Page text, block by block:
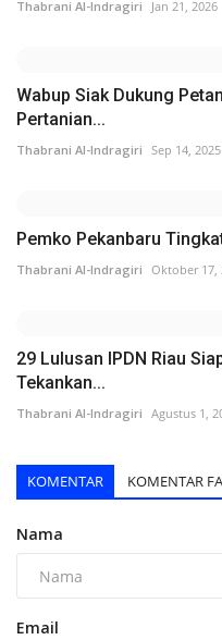
Thabrani Al-Indragiri Jan 21, 2026
Wabup Siak Dukung
Pertanian...
Thabrani Al-Indragiri Sep 14, 2025
Pemko Pekanbaru
Thabrani Al-Indragiri Oktober 17,
29 Lulusan IPDN Riau
Tekankan...
Thabrani Al-Indragiri Agustus 1,
KOMENTAR KOMENTAR
Nama
Email